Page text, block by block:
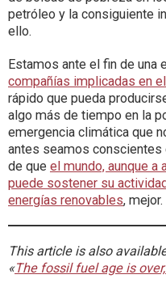
petróleo y la consiguiente
ello.
Estamos ante el fin de una
compañías implicadas en
rápido que pueda
algo más de tiempo en la
emergencia climática que
antes seamos conscientes
de que el mundo, aunque a
puede sostener su
energías renovables, mejor.
This article is also
«The fossil fuel age is